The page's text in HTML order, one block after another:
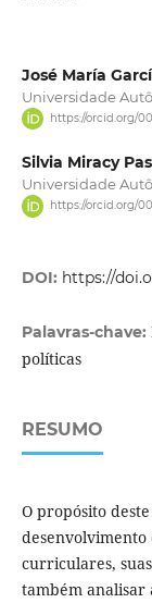
José María
Universidade
https://orcid.org/
Silvia Miracy
Universidade
https://orcid.org/
DOI: https://
Palavras-chave:
políticas
RESUMO
O propósito
desenvolvimento
curriculares,
também analisar